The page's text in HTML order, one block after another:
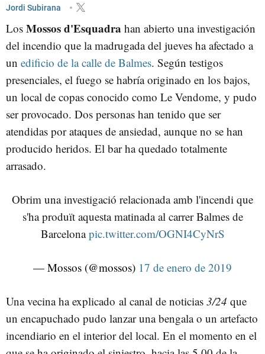
Jordi Subirana
Los Mossos d'Esquadra han abierto una investigación
del incendio que la madrugada del jueves ha afectado a
un edificio de la calle de Balmes. Según testigos
presenciales, el fuego se habría originado en los bajos,
un local de copas conocido como Le Vendome, y pudo
ser provocado. Dos personas han tenido que ser
atendidas por ataques de ansiedad, aunque no se han
producido heridos. El bar ha quedado totalmente
arrasado.
Obrim una investigació relacionada amb l'incendi que
s'ha produït aquesta matinada al carrer Balmes de
Barcelonapic.twitter.com/OGNI4CyNrS
— Mossos (@mossos) 17 de enero de 2019
Una vecina ha explicado al canal de noticias 3/24 que
un encapuchado pudo lanzar una bengala o un artefacto
incendiario en el interior del local. En el momento en el